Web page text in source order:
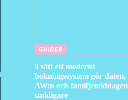
GUIDER
3 sätt ett modernt
bokningssystem gör daten,
AW:n och familjemiddagen
smidigare